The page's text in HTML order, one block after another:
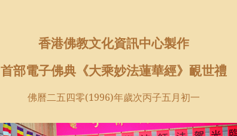
香港佛教文化資訊中心製作
首部電子佛典《大乘妙法蓮華經》靦世禮
佛曆二五四零(1996)年歲次丙子五月初一